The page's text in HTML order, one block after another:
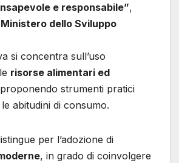
e responsabile”,
Ministero dello Sviluppo
si concentra sull’uso
risorse alimentari ed
strumenti pratici
abitudini di consumo.
per l’adozione di
, in grado di coinvolgere